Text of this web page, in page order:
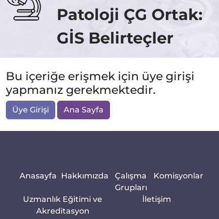
Patoloji ÇG Ortak:
GİS Belirteçler
Bu içeriğe erişmek için üye girişi
yapmanız gerekmektedir.
Üye Girişi Ana Sayfa
Anasayfa Hakkımızda
Çalışma
Grupları
Komisyonlar
Uzmanlık Eğitimi ve
Akreditasyon
İletişim